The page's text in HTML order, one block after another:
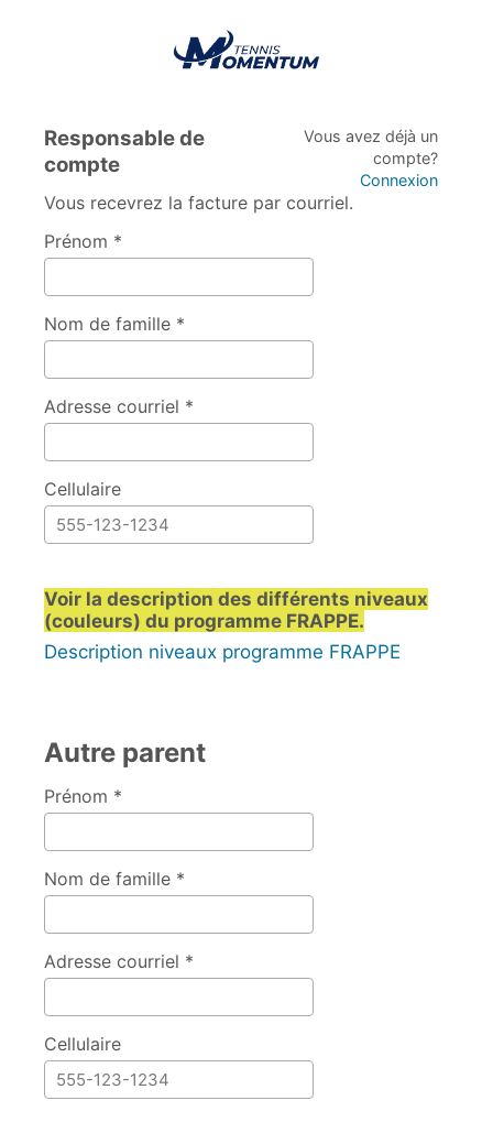
Responsable de
compte
Vous avez déjà un
compte?
Connexion
Vous recevrez la facture par courriel.
Prénom *
Nom de famille *
Adresse courriel *
Cellulaire
Voir la description des différents niveaux
(couleurs) du programme FRAPPE.
Description niveaux programme FRAPPE
Autre parent
Prénom *
Nom de famille *
Adresse courriel *
Cellulaire